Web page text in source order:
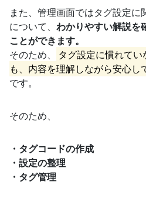
また、管理画面ではタグ設定に
について、 わかりやすい解説を
ことができます。
そのため、
タグ設定に慣れて
も、内容を理解しながら安心し
です。
そのため、
・タグコードの作成
・設定の整理
・タグ管理